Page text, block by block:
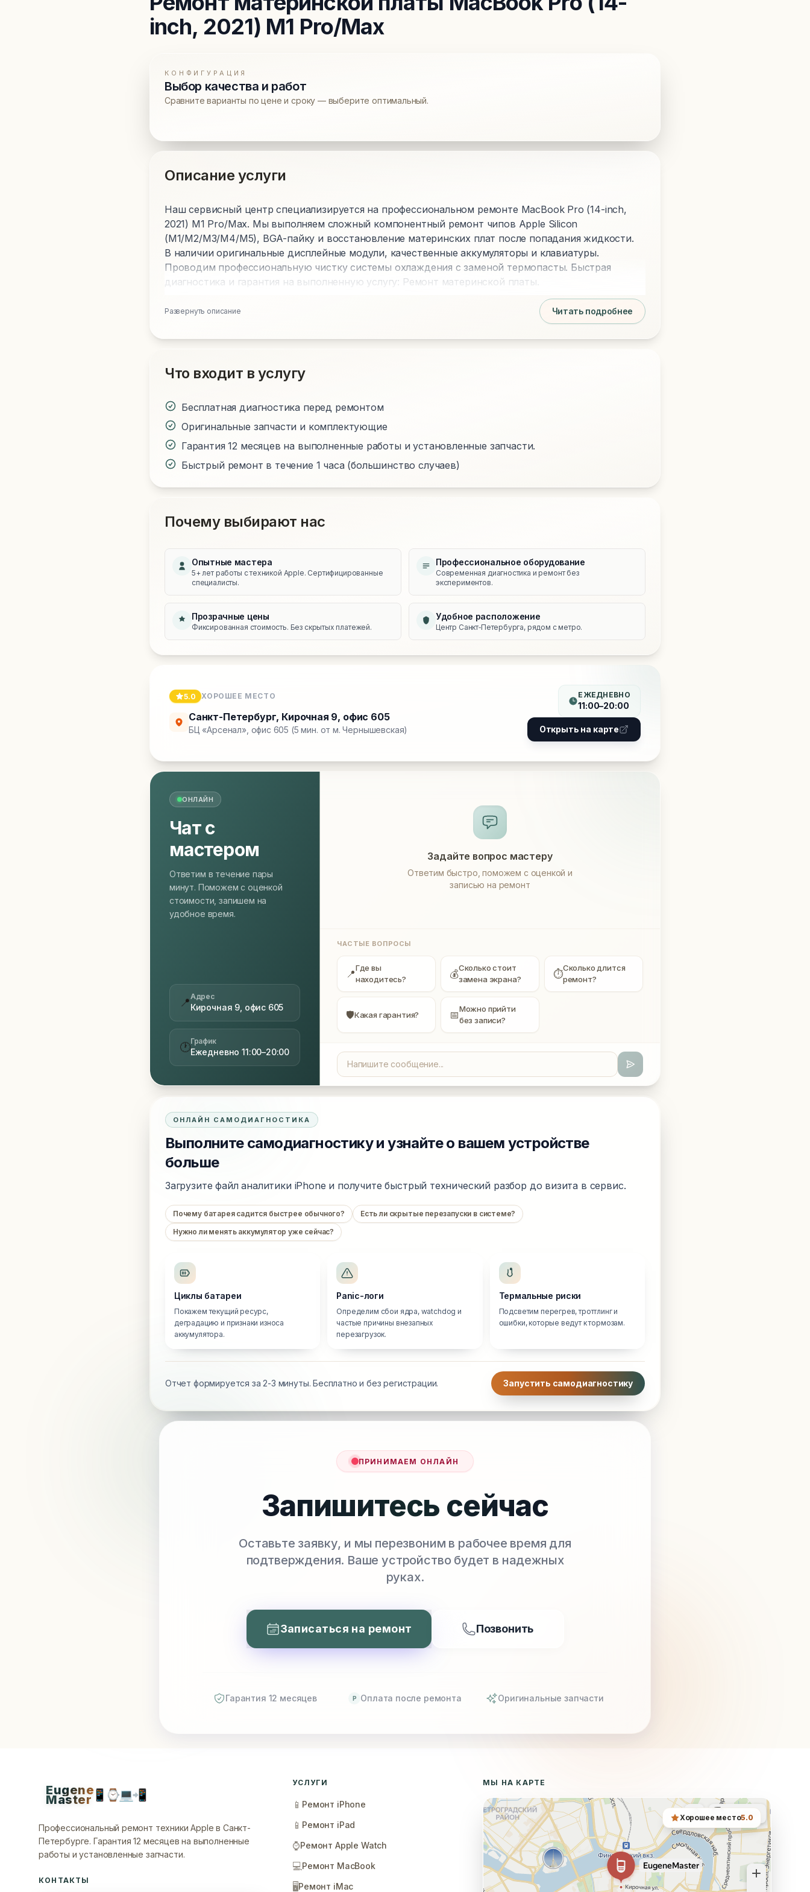
inch, 2021) M1 Pro/Max
КОНФИГУРАЦИЯ
Выбор качества и работ
Сравните варианты по цене и сроку — выберите оптимальный.
Описание услуги
Наш сервисный центр специализируется на профессиональном ремонте MacBook Pro (14-inch,
2021) M1 Pro/Max. Мы выполняем сложный компонентный ремонт чипов Apple Silicon
(M1/M2/M3/M4/M5), BGA-пайку и восстановление материнских плат после попадания жидкости.
В наличии оригинальные дисплейные модули, качественные аккумуляторы и клавиатуры.
Проводим профессиональную чистку системы охлаждения с заменой термопасты. Быстрая
диагностика и гарантия на выполненную услугу: Ремонт материнской платы.
Развернуть описание Читать подробнее
Что входит в услугу
Бесплатная диагностика перед ремонтом
Оригинальные запчасти и комплектующие
Гарантия 12 месяцев на выполненные работы и установленные запчасти.
Быстрый ремонт в течение 1 часа (большинство случаев)
Почему выбирают нас
Опытные мастера
5+ лет работы с техникой Apple. Сертифицированные
специалисты.
Профессиональное оборудование
Современная диагностика и ремонт без
экспериментов.
Прозрачные цены
Фиксированная стоимость. Без скрытых платежей.
Удобное расположение
Центр Санкт‑Петербурга, рядом с метро.
5.0 ХОРОШЕЕ МЕСТО
Санкт-Петербург, Кирочная 9, офис 605
БЦ «Арсенал», офис 605 (5 мин. от м. Чернышевская)
ЕЖЕДНЕВНО
11:00–20:00
Открыть на карте
ОНЛАЙН
Чат с
мастером
Ответим в течение пары
минут. Поможем с оценкой
стоимости, запишем на
удобное время.
📍Адрес
Кирочная 9, офис 605
🕐График
Ежедневно 11:00–20:00
Задайте вопрос мастеру
Ответим быстро, поможем с оценкой и
записью на ремонт
ЧАСТЫЕ ВОПРОСЫ
📍Где вы
находитесь?
💰Сколько стоит
замена экрана?
⏱Сколько длится
ремонт?
🛡Какая гарантия? 📅Можно прийти
без записи?
ОНЛАЙН САМОДИАГНОСТИКА
Выполните самодиагностику и узнайте о вашем устройстве
больше
Загрузите файл аналитики iPhone и получите быстрый технический разбор до визита в сервис.
Почему батарея садится быстрее обычного?
Есть ли скрытые перезапуски в системе?
Нужно ли менять аккумулятор уже сейчас?
Циклы батареи
Покажем текущий ресурс,
деградацию и признаки износа
аккумулятора.
Panic-логи
Определим сбои ядра, watchdog и
частые причины внезапных
перезагрузок.
Термальные риски
Подсветим перегрев, троттлинг и
ошибки, которые ведут к тормозам.
Отчет формируется за 2-3 минуты. Бесплатно и без регистрации. Запустить самодиагностику
ПРИНИМАЕМ ОНЛАЙН
Запишитесь сейчас
Оставьте заявку, и мы перезвоним в рабочее время для
подтверждения. Ваше устройство будет в надежных
руках.
Записаться на ремонт Позвонить
Гарантия 12 месяцев P Оплата после ремонта Оригинальные запчасти
Eugene
Master📱 ⌚💻📲
Профессиональный ремонт техники Apple в Санкт-
Петербурге. Гарантия 12 месяцев на выполненные
работы и установленные запчасти.
КОНТАКТЫ
УСЛУГИ
📱 Ремонт iPhone
📱 Ремонт iPad
⌚Ремонт Apple Watch
💻Ремонт MacBook
🖥️Ремонт iMac
МЫ НА КАРТЕ
Хорошее место5.0